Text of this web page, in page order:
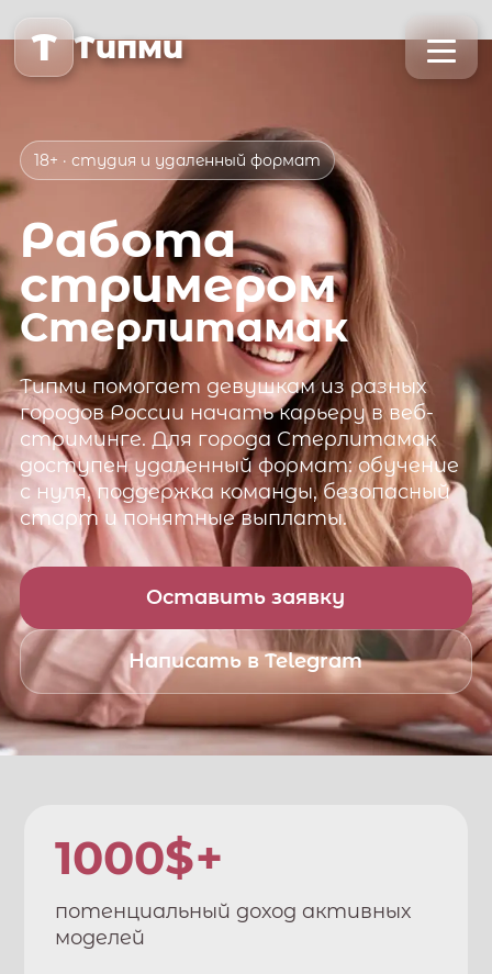
T Типми
18+ · студия и удаленный формат
Работа
стримером
Стерлитамак
Типмипомогает девушкам из разных
городов России начать карьеру в веб-
стриминге. Для города Стерлитамак
доступен удаленный формат: обучение
с нуля, поддержка команды, безопасный
старт и понятные выплаты.
Оставить заявку
Написать в Telegram
1000$+
потенциальный доход активных
моделей